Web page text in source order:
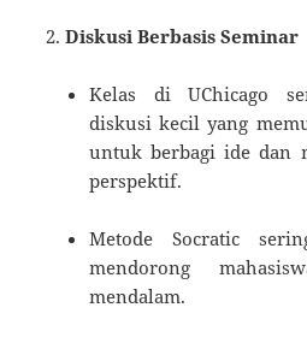
Diskusi Berbasis Seminar
Kelas di UChicago
diskusi kecil yang
untuk berbagi ide dan
perspektif.
Metode Socratic
mendorong
mendalam.